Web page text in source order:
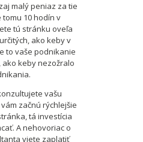
malý peniaz za tie
tomu 10 hodín v
tú stránku oveľa
ako keby v
to vaše podnikanie
keby nezožralo
vašu
začnú rýchlejšie
tá investícia
A nehovoriac o
viete zaplatiť